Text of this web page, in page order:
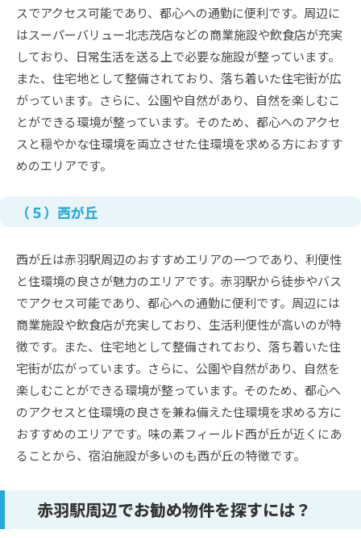
スでアクセス可能であり、都心への通勤に便利です。周辺に
はスーパーバリュー北志茂店などの商業施設や飲食店が充実
しており、日常生活を送る上で必要な施設が整っています。
また、住宅地として整備されており、落ち着いた住宅街が広
がっています。さらに、公園や自然があり、自然を楽しむこ
とができる環境が整っています。そのため、都心へのアクセ
スと穏やかな住環境を両立させた住環境を求める方におすす
めのエリアです。
（５）西が丘
西が丘は赤羽駅周辺のおすすめエリアの一つであり、利便性
と住環境の良さが魅力のエリアです。赤羽駅から徒歩やバス
でアクセス可能であり、都心への通勤に便利です。周辺には
商業施設や飲食店が充実しており、生活利便性が高いのが特
徴です。また、住宅地として整備されており、落ち着いた住
宅街が広がっています。さらに、公園や自然があり、自然を
楽しむことができる環境が整っています。そのため、都心へ
のアクセスと住環境の良さを兼ね備えた住環境を求める方に
おすすめのエリアです。味の素フィールド西が丘が近くにあ
ることから、宿泊施設が多いのも西が丘の特徴です。
赤羽駅周辺でお勧め物件を探すには？